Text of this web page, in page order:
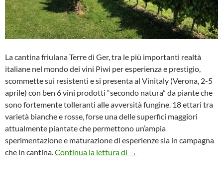
La cantina friulana Terre di Ger, tra le più importanti realtà
italiane nel mondo dei vini Piwi per esperienza e prestigio,
scommette sui resistenti e si presenta al Vinitaly (Verona, 2-5
aprile) con ben 6 vini prodotti “secondo natura” da piante che
sono fortemente tolleranti alle avversità fungine. 18 ettari tra
varietà bianche e rosse, forse una delle superfici maggiori
attualmente piantate che permettono un’ampia
sperimentazione e maturazione di esperienze sia in campagna
che in cantina.Continua la lettura di Dal Wine in Venice al
→